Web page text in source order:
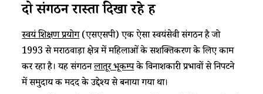
दो संगठन रास्ता दिखा रहे हैं
स्वयं शिक्षण प्रयोग(एसएसपी) एक ऐसा स्वयंसेवी संगठन है जो
1993 से मराठवाड़ा क्षेत्र में महिलाओं के सशक्तिकरण के लिए काम
कर रहा है। यह संगठनलातूर भूकम्पके विनाशकारी प्रभावों से निपटने
में समुदाय की मदद के उद्देश्य से बनाया गया था।